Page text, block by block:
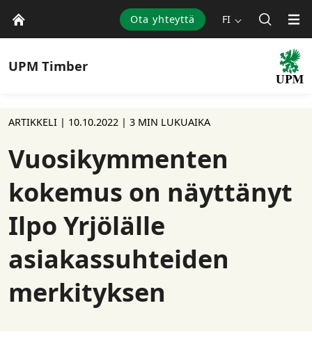
Ota yhteyttä FI
UPM Timber
ARTIKKELI | 10.10.2022 | 3 MIN LUKUAIKA
Vuosikymmenten
kokemus on näyttänyt
Ilpo Yrjölälle
asiakassuhteiden
merkityksen